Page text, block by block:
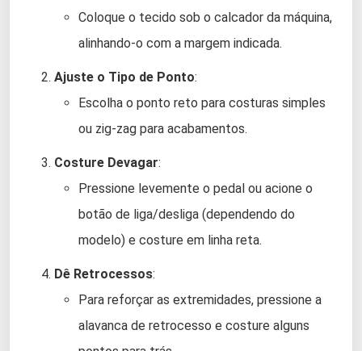
Coloque o tecido sob o calcador da máquina,
alinhando-o com a margem indicada.
Ajuste o Tipo de Ponto:
Escolha o ponto reto para costuras simples
ou zig-zag para acabamentos.
Costure Devagar:
Pressione levemente o pedal ou acione o
botão de liga/desliga (dependendo do
modelo) e costure em linha reta.
Dê Retrocessos:
Para reforçar as extremidades, pressione a
alavanca de retrocesso e costure alguns